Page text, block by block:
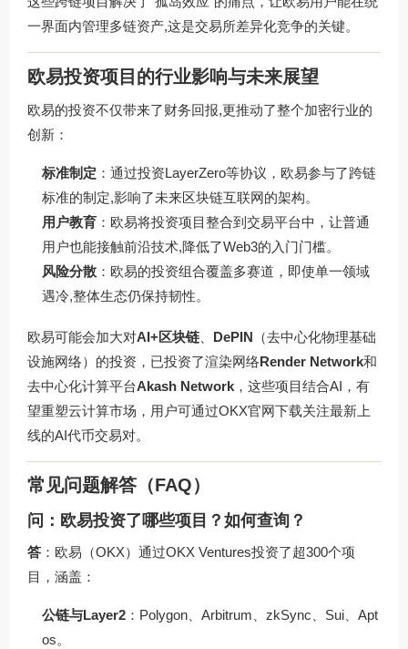
一界面内管理多链资产,这是交易所差异化竞争的关键。
欧易投资项目的行业影响与未来展望
欧易的投资不仅带来了财务回报,更推动了整个加密行业的
创新：
标准制定 ：通过投资LayerZero等协议，欧易参与了跨链
标准的制定,影响了未来区块链互联网的架构。
用户教育 ：欧易将投资项目整合到交易平台中，让普通
用户也能接触前沿技术,降低了Web3的入门门槛。
风险分散 ：欧易的投资组合覆盖多赛道，即使单一领域
遇冷,整体生态仍保持韧性。
欧易可能会加大对AI+区块链 DePIN （去中心化物理基础
设施网络）的投资，已投资了渲染网络Render Network和
去中心化计算平台Akash Network ，这些项目结合AI，有
望重塑云计算市场，用户可通过OKX官网下载关注最新上
线的AI代币交易对。
常见问题解答（FAQ）
问：欧易投资了哪些项目？如何查询？
答 ：欧易（OKX）通过OKX Ventures投资了超300个项
目，涵盖：
公链与Layer2 ：Polygon、Arbitrum、zkSync、Sui、Apt
os。